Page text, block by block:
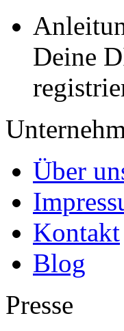
Deine
Über
Kontakt
Blog
Presse